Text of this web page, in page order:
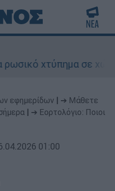
χτύπημα σε
εφημερίδων
➔ Μάθετε
➔ Εορτολόγιο: Ποιοι
01:00